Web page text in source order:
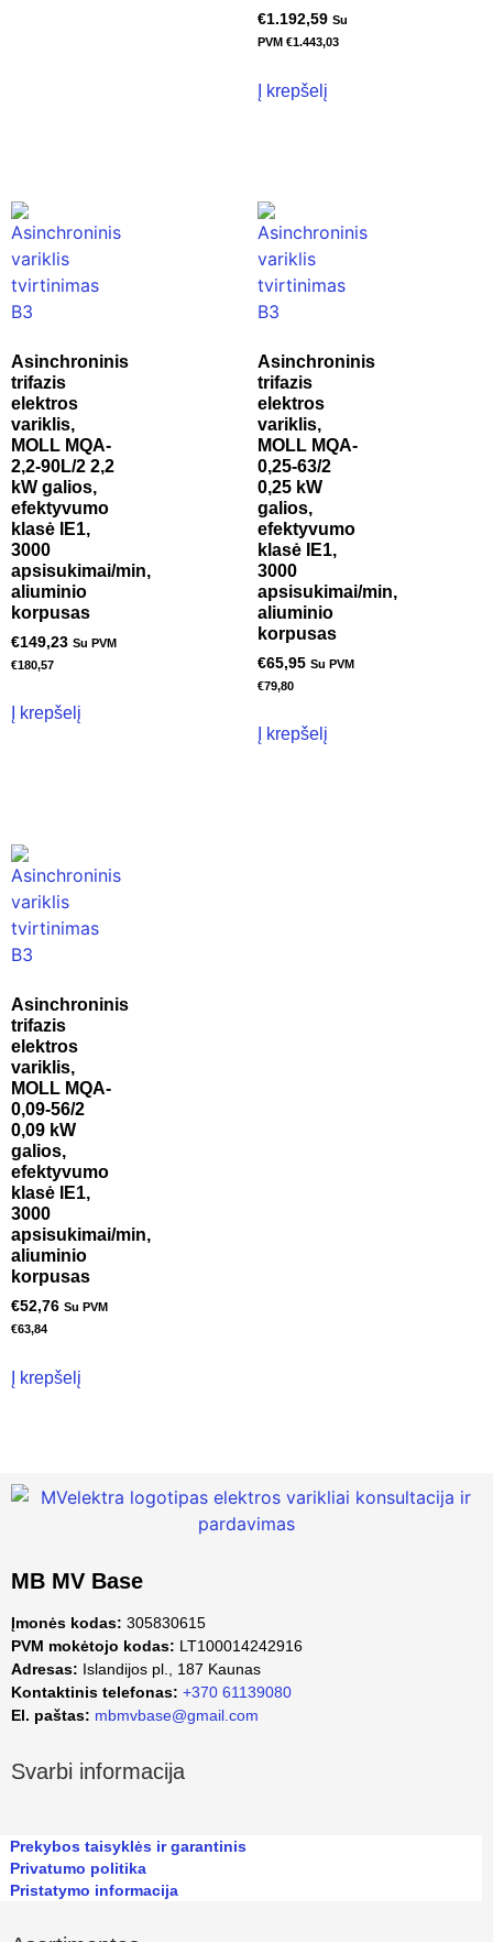
€1.192,59 Su
PVM €1.443,03
Į krepšelį
Asinchroninis
trifazis
elektros
variklis,
MOLL MQA-
2,2-90L/2 2,2
kW galios,
efektyvumo
klasė IE1,
3000
apsisukimai/min,
aliuminio
korpusas
€149,23 Su PVM
€180,57
Į krepšelį
Asinchroninis
trifazis
elektros
variklis,
MOLL MQA-
0,25-63/2
0,25 kW
galios,
efektyvumo
klasė IE1,
3000
apsisukimai/min,
aliuminio
korpusas
€65,95 Su PVM
€79,80
Į krepšelį
Asinchroninis
trifazis
elektros
variklis,
MOLL MQA-
0,09-56/2
0,09 kW
galios,
efektyvumo
klasė IE1,
3000
apsisukimai/min,
aliuminio
korpusas
€52,76 Su PVM
€63,84
Į krepšelį
MB MV Base
Įmonės kodas: 305830615
PVM mokėtojo kodas: LT100014242916
Adresas: Islandijos pl., 187 Kaunas
Kontaktinis telefonas: +370 61139080
El. paštas: mbmvbase@gmail.com
Svarbi informacija
Prekybos taisyklės ir garantinis
Privatumo politika
Pristatymo informacija